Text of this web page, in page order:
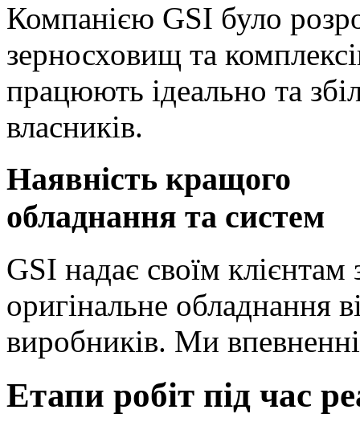
Компанією GSI було
зерносховищ та
працюють ідеально та
власників.
Наявність кращого
обладнання та систем
GSI надає своїм
оригінальне обладнання
виробників. Ми
Етапи робіт під час